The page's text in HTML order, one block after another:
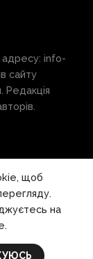
адресу: info-
сайту
Редакція
щоб
на